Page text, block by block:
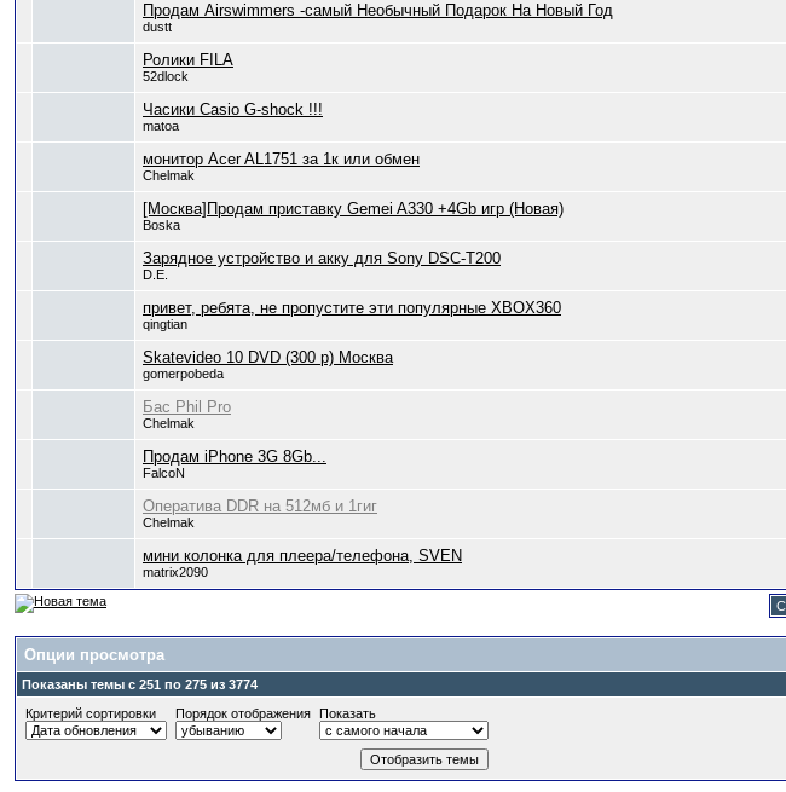
Продам Airswimmers -самый Необычный Подарок На Новый Год
dustt
Ролики FILA
52dlock
Часики Casio G-shock !!!
matoa
монитор Acer AL1751 за 1к или обмен
Chelmak
[Москва]Продам приставку Gemei A330 +4Gb игр (Новая)
Boska
Зарядное устройство и акку для Sony DSC-T200
D.E.
привет, ребята, не пропустите эти популярные XBOX360
qingtian
Skatevideo 10 DVD (300 р) Москва
gomerpobeda
Бас Phil Pro
Chelmak
Продам iPhone 3G 8Gb...
FalcoN
Оператива DDR на 512мб и 1гиг
Chelmak
мини колонка для плеера/телефона, SVEN
matrix2090
Опции просмотра
Показаны темы с 251 по 275 из 3774
Критерий сортировки
Порядок отображения Показать